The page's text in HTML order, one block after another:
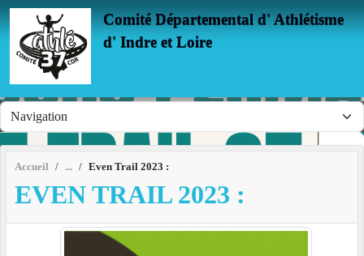
Comité Départemental d' Athlétisme
d' Indre et Loire
Accueil Even Trail 2023 :
EVEN TRAIL 2023 :
Panneau de gestion des cookies